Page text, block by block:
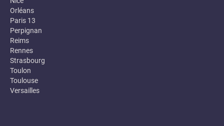
Orléans
Paris 13
Perpignan
Reims
Rennes
Strasbourg
Toulon
Toulouse
Versailles